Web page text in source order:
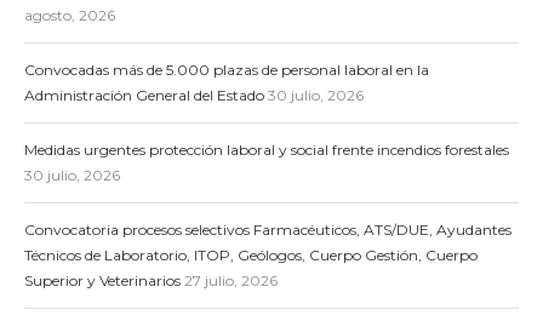
agosto, 2026
Convocadas más de 5.000 plazas de personal laboral en la
Administración General del Estado 30 julio, 2026
Medidas urgentes protección laboral y social frente incendios forestales
30 julio, 2026
Convocatoria procesos selectivos Farmacéuticos, ATS/DUE, Ayudantes
Técnicos de Laboratorio, ITOP, Geólogos, Cuerpo Gestión, Cuerpo
Superior y Veterinarios 27 julio, 2026